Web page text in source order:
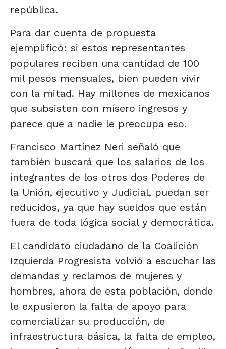
república.
Para dar cuenta de propuesta
ejemplificó: si estos representantes
populares reciben una cantidad de 100
mil pesos mensuales, bien pueden vivir
con la mitad. Hay millones de mexicanos
que subsisten con mísero ingresos y
parece que a nadie le preocupa eso.
Francisco Martínez Neri señaló que
también buscará que los salarios de los
integrantes de los otros dos Poderes de
la Unión, ejecutivo y Judicial, puedan ser
reducidos, ya que hay sueldos que están
fuera de toda lógica social y democrática.
El candidato ciudadano de la Coalición
Izquierda Progresista volvió a escuchar las
demandas y reclamos de mujeres y
hombres, ahora de esta población, donde
le expusieron la falta de apoyo para
comercializar su producción, de
infraestructura básica, la falta de empleo,